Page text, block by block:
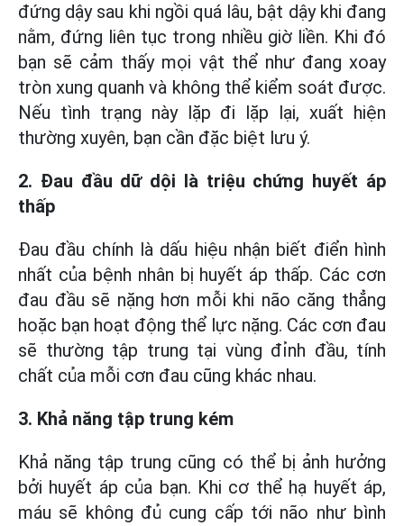
đứng dậy sau khi ngồi quá lâu, bật dậy khi đang
nằm, đứng liên tục trong nhiều giờ liền. Khi đó
bạn sẽ cảm thấy mọi vật thể như đang xoay
tròn xung quanh và không thể kiểm soát được.
Nếu tình trạng này lặp đi lặp lại, xuất hiện
thường xuyên, bạn cần đặc biệt lưu ý.
2. Đau đầu dữ dội là triệu chứng huyết áp
thấp
Đau đầu chính là dấu hiệu nhận biết điển hình
nhất của bệnh nhân bị huyết áp thấp. Các cơn
đau đầu sẽ nặng hơn mỗi khi não căng thẳng
hoặc bạn hoạt động thể lực nặng. Các cơn đau
sẽ thường tập trung tại vùng đỉnh đầu, tính
chất của mỗi cơn đau cũng khác nhau.
3. Khả năng tập trung kém
Khả năng tập trung cũng có thể bị ảnh hưởng
bởi huyết áp của bạn. Khi cơ thể hạ huyết áp,
máu sẽ không đủ cung cấp tới não như bình